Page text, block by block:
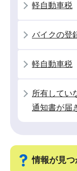
軽自動車税
バイクの登
軽自動車税
所有してい
通知書が届
情報が見